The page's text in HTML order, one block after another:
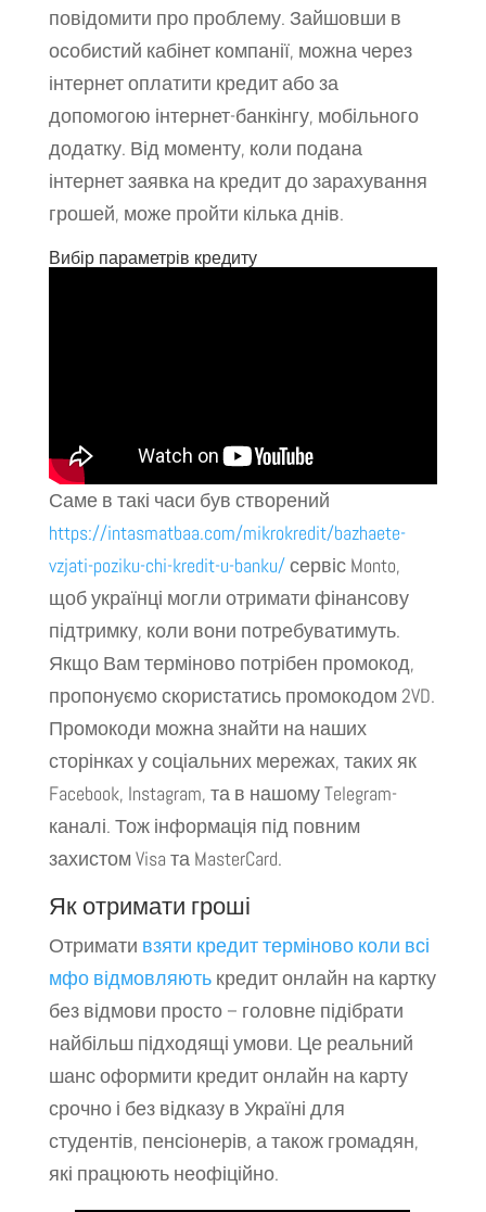
повідомити про проблему. Зайшовши в
особистий кабінет компанії, можна через
інтернет оплатити кредит або за
допомогою інтернет-банкінгу, мобільного
додатку. Від моменту, коли подана
інтернет заявка на кредит до зарахування
грошей, може пройти кілька днів.
Вибір параметрів кредиту
Саме в такі часи був створений
https://intasmatbaa.com/mikrokredit/bazhaete-
vzjati-poziku-chi-kredit-u-banku/сервіс Monto,
щоб українці могли отримати фінансову
підтримку, коли вони потребуватимуть.
Якщо Вам терміново потрібен промокод,
пропонуємо скористатись промокодом 2VD.
Промокоди можна знайти на наших
сторінках у соціальних мережах, таких як
Facebook, Instagram, та в нашому Telegram-
каналі. Тож інформація під повним
захистом Visa та MasterCard.
Як отримати гроші
Отримати взяти кредит терміново коли всі
мфо відмовляютькредит онлайн на картку
без відмови просто – головне підібрати
найбільш підходящі умови. Це реальний
шанс оформити кредит онлайн на карту
срочно і без відказу в Україні для
студентів, пенсіонерів, а також громадян,
які працюють неофіційно.